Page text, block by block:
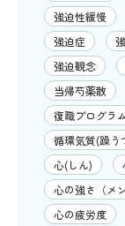
強迫性緩慢
強迫症
強迫観念
当帰芍薬散
復職プログラ
循環気質(躁う
心(しん)
心の強さ（メ
心の疲労度